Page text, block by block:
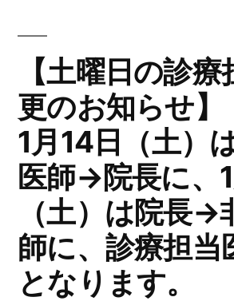
【土曜日の診
更のお知らせ】
1月14日（土）
医師→院長に、
（土）は院長→
師に、診療担当
となります。